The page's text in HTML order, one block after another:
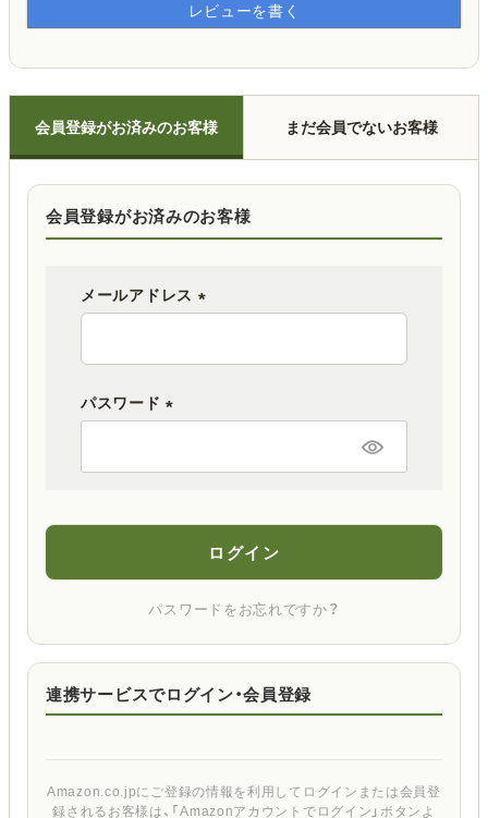
レビューを書く
会員登録がお済みのお客様 まだ会員でないお客様
会員登録がお済みのお客様
メールアドレス
パスワード
ログイン
パスワードをお忘れですか？
連携サービスでログイン・会員登録
Amazon.co.jpにご登録の情報を利用してログインまたは会員登
録されるお客様は、「Amazonアカウントでログイン」ボタンよ